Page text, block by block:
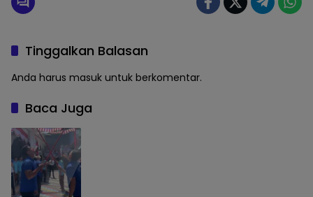
Tinggalkan Balasan
Anda harus masuk untuk berkomentar.
Baca Juga